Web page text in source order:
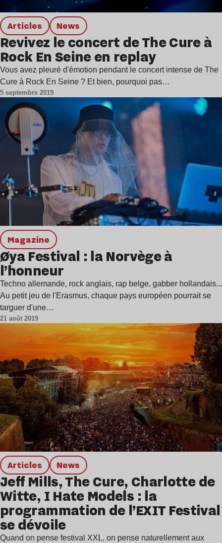
Articles news
Revivez le concert de The Cure à
Rock En Seine en replay
Vous avez pleuré d'émotion pendant le concert intense de The
Cure à Rock En Seine ? Et bien, pourquoi pas…
5 septembre 2019
magazine
Øya Festival : la Norvège à
l’honneur
Techno allemande, rock anglais, rap belge, gabber hollandais...
Au petit jeu de l'Erasmus, chaque pays européen pourrait se
targuer d'une…
21 août 2019
Articles news
Jeff Mills, The Cure, Charlotte de
Witte, I Hate Models : la
programmation de l’EXIT Festival
se dévoile
Quand on pense festival XXL, on pense naturellement aux